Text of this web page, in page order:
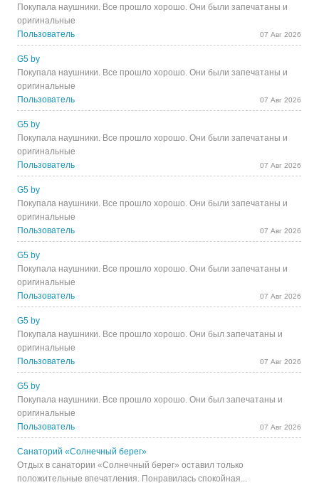
Покупала наушники. Все прошло хорошо. Они были запечатаны и
оригинальные
Пользователь
07 Авг 2026
G5 by
Покупала наушники. Все прошло хорошо. Они были запечатаны и
оригинальные
Пользователь
07 Авг 2026
G5 by
Покупала наушники. Все прошло хорошо. Они были запечатаны и
оригинальные
Пользователь
07 Авг 2026
G5 by
Покупала наушники. Все прошло хорошо. Они были запечатаны и
оригинальные
Пользователь
07 Авг 2026
G5 by
Покупала наушники. Все прошло хорошо. Они были запечатаны и
оригинальные
Пользователь
07 Авг 2026
G5 by
Покупала наушники. Все прошло хорошо. Они был запечатаны и
оригинальные
Пользователь
07 Авг 2026
G5 by
Покупала наушники. Все прошло хорошо. Они был запечатаны и
оригинальные
Пользователь
07 Авг 2026
Санаторий «Солнечный берег»
Отдых в санатории «Солнечный берег» оставил только
положительные впечатления. Понравилась спокойная...